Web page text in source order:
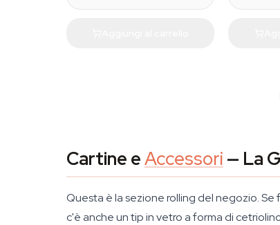
Cartine eAccessori — La
Questa è la sezione rolling del negozio.
c'è anche un tip in vetro a forma di